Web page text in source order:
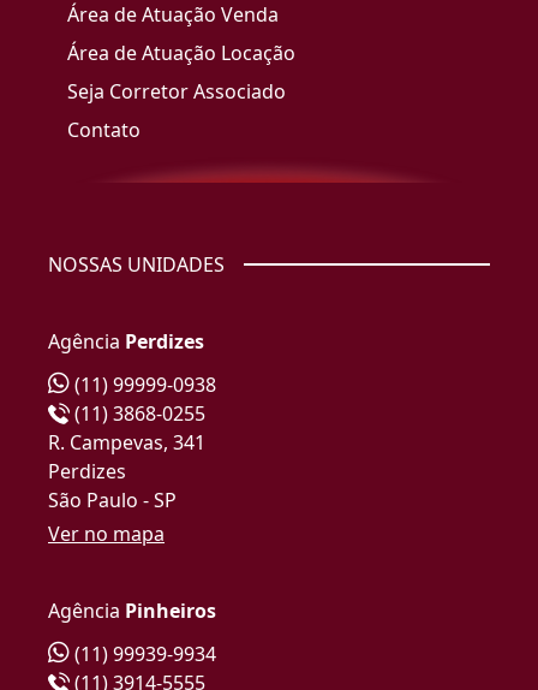
Área de Atuação Venda
Área de Atuação Locação
Seja Corretor Associado
Contato
NOSSAS UNIDADES
Agência Perdizes
(11) 99999-0938
(11) 3868-0255
R. Campevas, 341
Perdizes
São Paulo - SP
Ver no mapa
Agência Pinheiros
(11) 99939-9934
(11) 3914-5555